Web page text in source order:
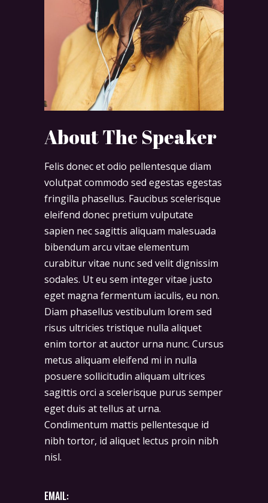
About The Speaker
Felis donec et odio pellentesque diam
volutpat commodo sed egestas egestas
fringilla phasellus. Faucibus scelerisque
eleifend donec pretium vulputate
sapien nec sagittis aliquam malesuada
bibendum arcu vitae elementum
curabitur vitae nunc sed velit dignissim
sodales. Ut eu sem integer vitae justo
eget magna fermentum iaculis, eu non.
Diam phasellus vestibulum lorem sed
risus ultricies tristique nulla aliquet
enim tortor at auctor urna nunc. Cursus
metus aliquam eleifend mi in nulla
posuere sollicitudin aliquam ultrices
sagittis orci a scelerisque purus semper
eget duis at tellus at urna.
Condimentum mattis pellentesque id
nibh tortor, id aliquet lectus proin nibh
nisl.
EMAIL: